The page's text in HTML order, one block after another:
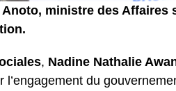
Anoto, ministre des Affaires
, Nadine Nathalie
l’engagement du